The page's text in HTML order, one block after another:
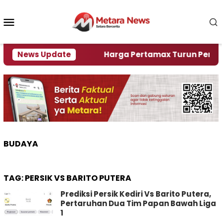
konten
News Update
Krisi Air Harga Pertamax Turun Per Hari
BUDAYA
TAG:PERSIK VS BARITO PUTERA
Prediksi Persik Kediri Vs Barito Putera,
Pertaruhan Dua Tim Papan Bawah Liga
1